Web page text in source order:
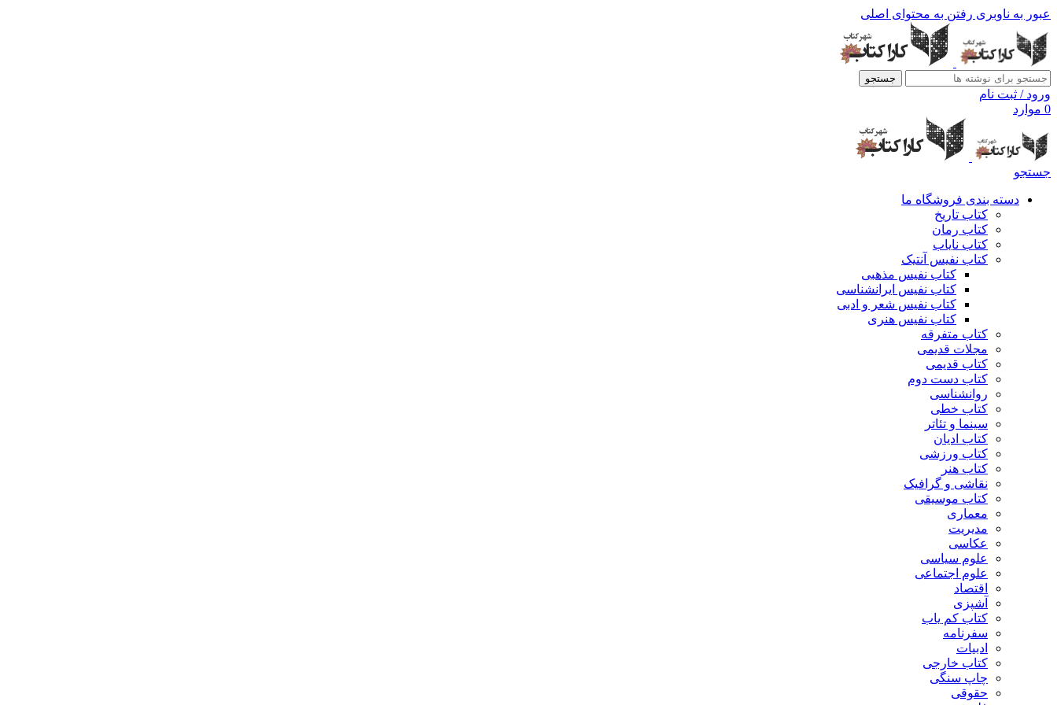
عبور به ناوبری رفتن به محتوای اصلی
جستجو
ورود / ثبت نام
0 موارد
جستجو
دسته بندی فروشگاه ما
کتاب تاریخ
کتاب رمان
کتاب نایاب
کتاب نفیس آنتیک
کتاب نفیس مذهبی
کتاب نفیس ایرانشناسی
کتاب نفیس شعر و ادبی
کتاب نفیس هنری
کتاب متفرقه
مجلات قدیمی
کتاب قدیمی
کتاب دست دوم
روانشناسی
کتاب خطی
سینما و تئاتر
کتاب ادیان
کتاب ورزشی
کتاب هنر
نقاشی و گرافیک
کتاب موسیقی
معماری
مدیریت
عکاسی
علوم سیاسی
علوم اجتماعی
اقتصاد
آشپزی
کتاب کم یاب
سفرنامه
ادبیات
کتاب خارجی
چاپ سنگی
حقوقی